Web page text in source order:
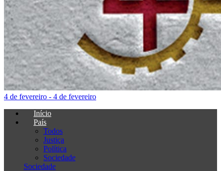
4 de fevereiro - 4 de fevereiro
Início
País
Todos
Justiça
Política
Sociedade
Sociedade